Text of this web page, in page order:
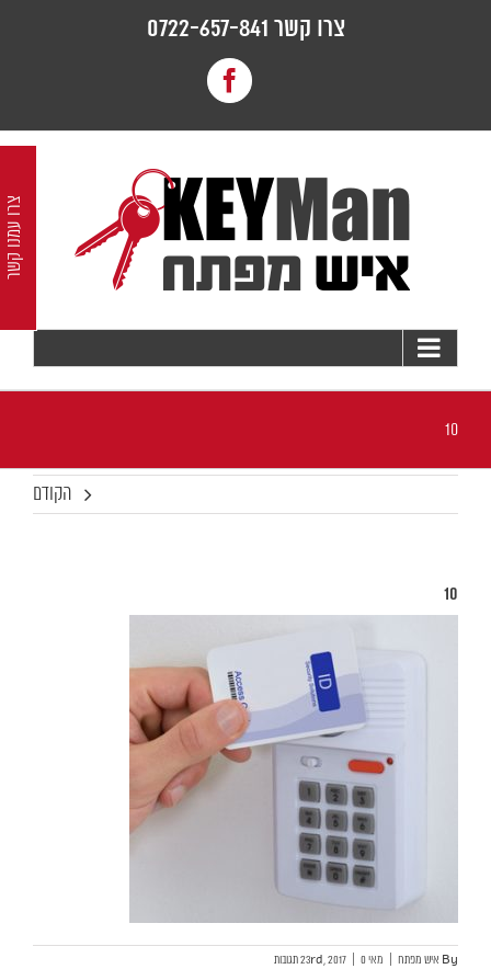
צרו קשר 0722-657-841
Facebook
10
הקודם
10
By איש מפתח מאי 23rd, 20170 תגובות
צרו עמנו קשר